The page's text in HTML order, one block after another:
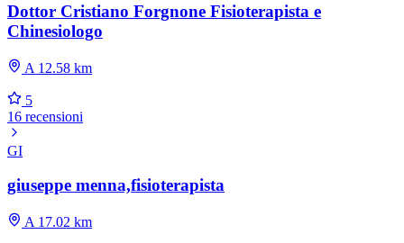
Dottor Cristiano Forgnone Fisioterapista e
Chinesiologo
A 12.58 km
5
16 recensioni
GI
giuseppe menna,fisioterapista
A 17.02 km